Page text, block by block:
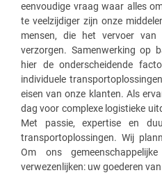
eenvoudige vraag waar alles
te veelzijdiger zijn onze
mensen, die het vervoer
verzorgen. Samenwerking op
hier de onderscheidende
individuele
eisen van onze klanten. Als
dag voor complexe logistieke
Met passie, expertise en
transportoplossingen. Wij
Om ons
verwezenlijken: uw goederen